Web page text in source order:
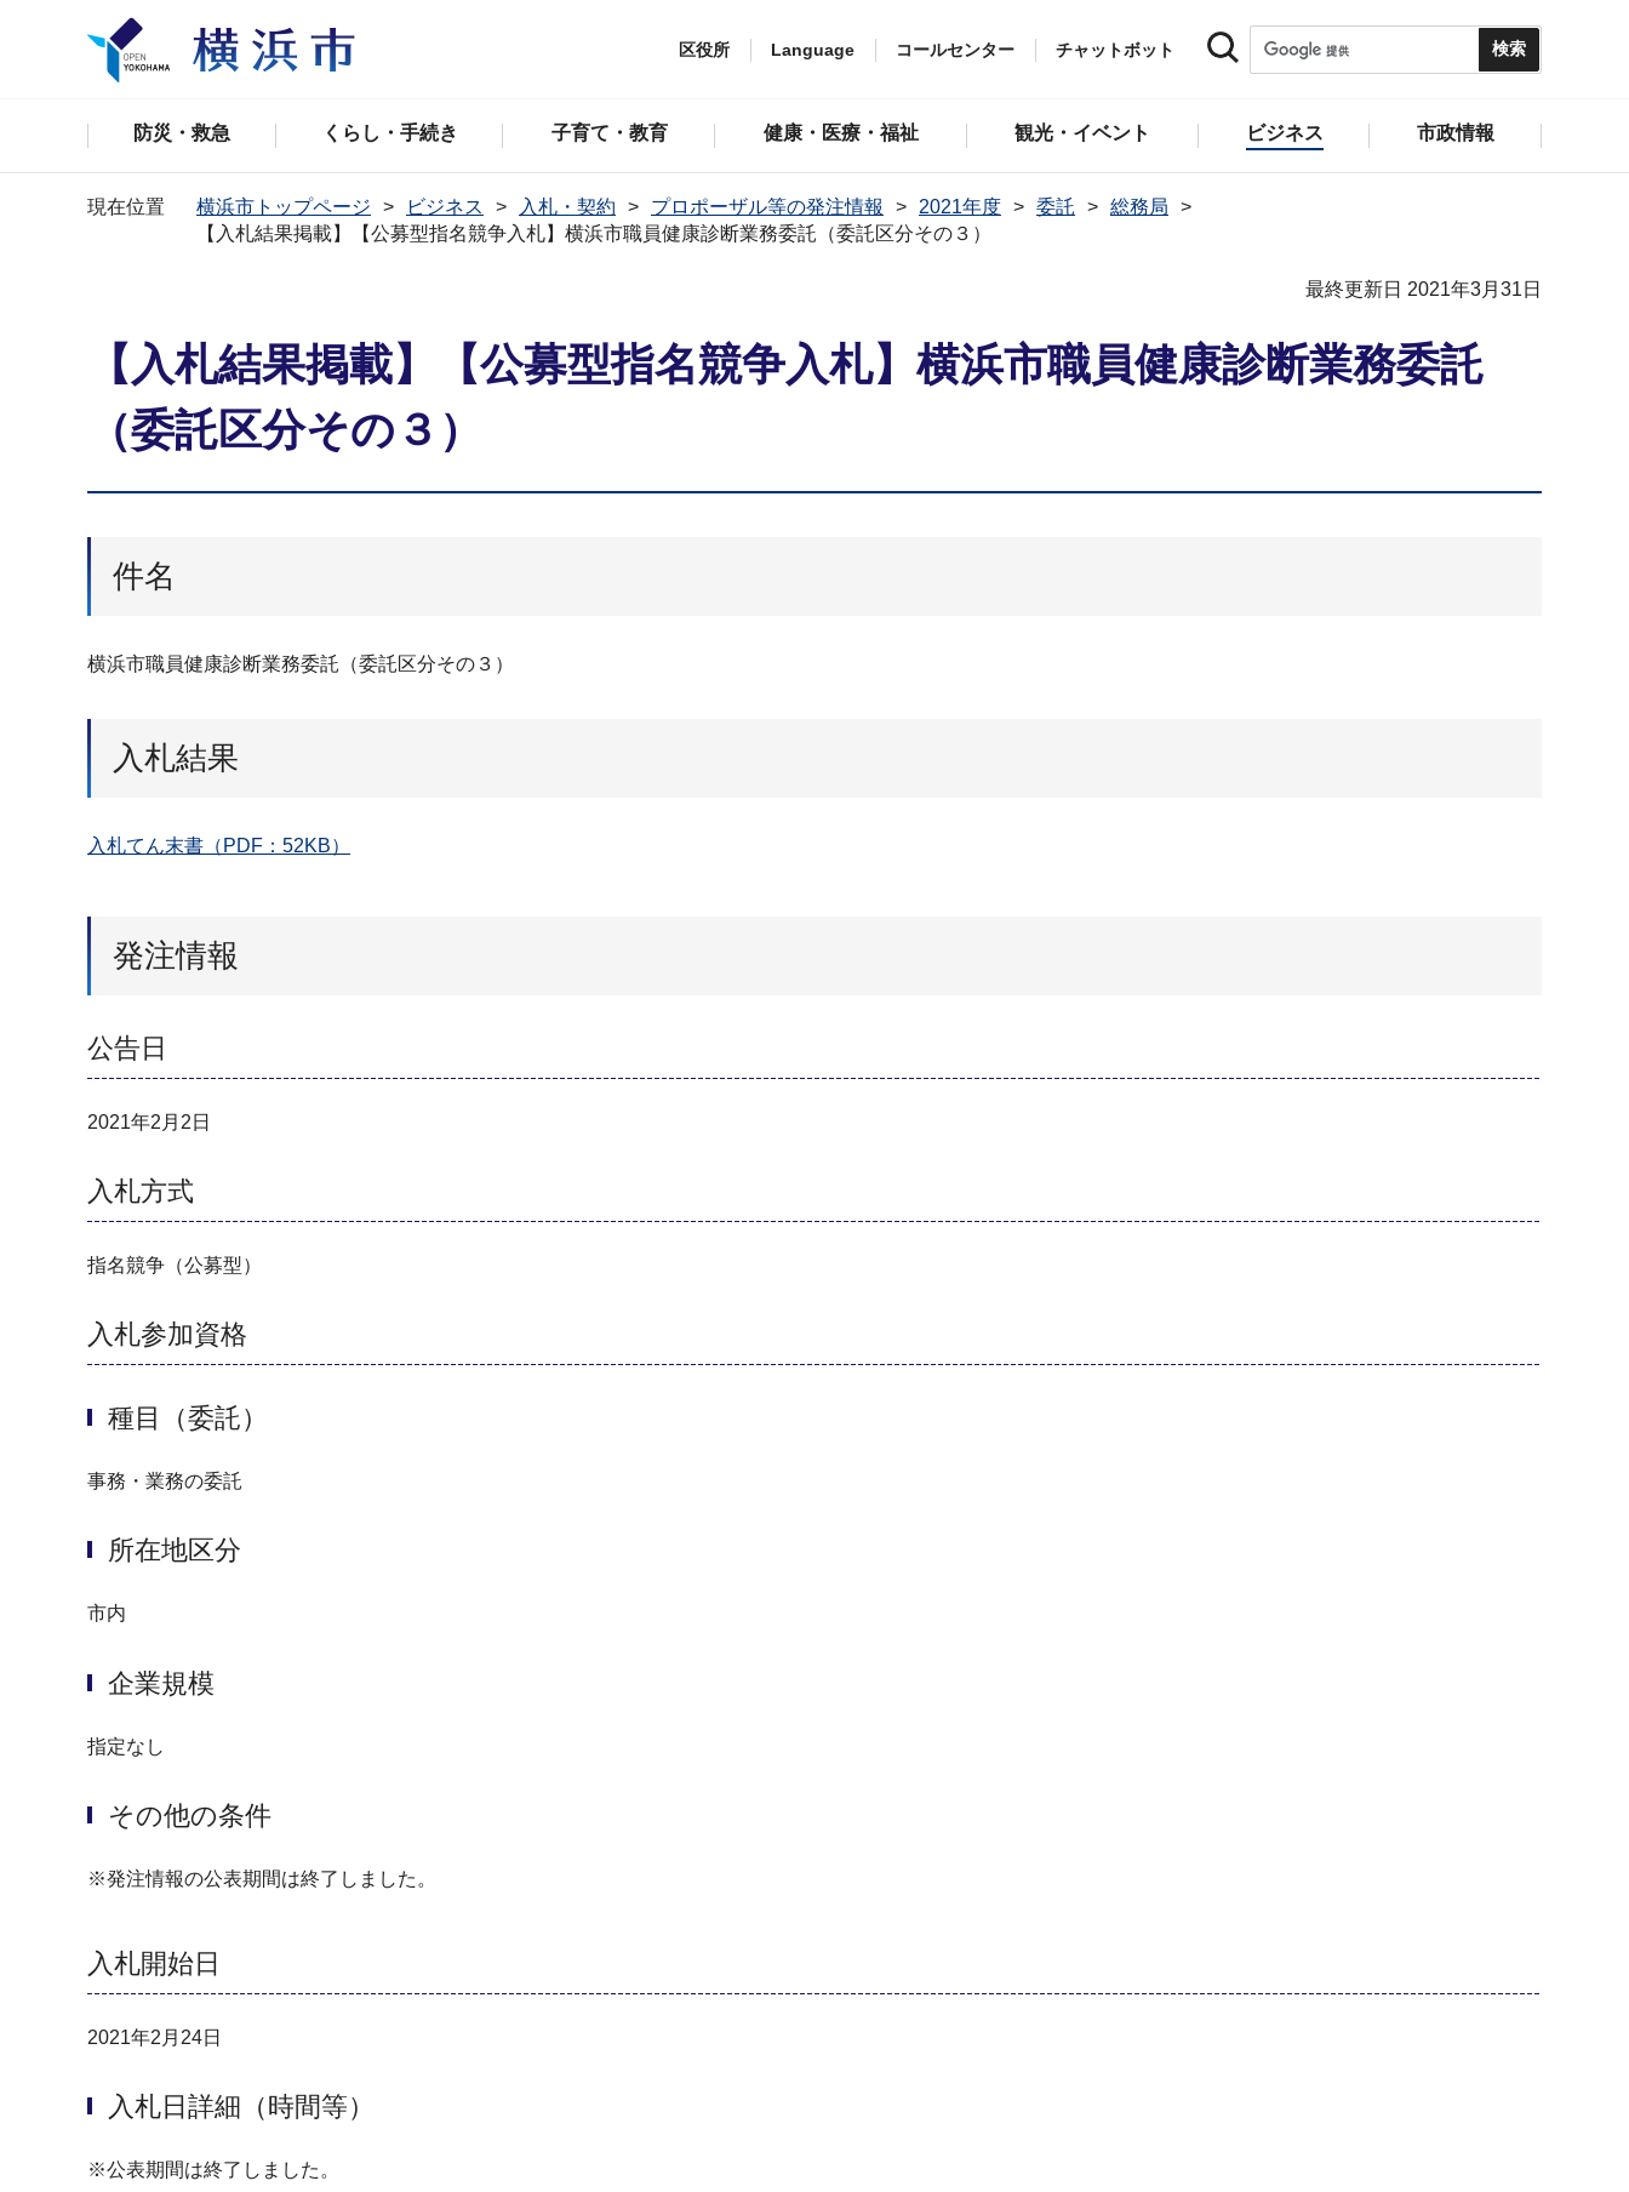
区役所 Language コールセンター チャットボット
防災・救急 くらし・手続き 子育て・教育 健康・医療・福祉 観光・イベント ビジネス 市政情報
現在位置 横浜市トップページ ビジネス 入札・契約 プロポーザル等の発注情報 2021年度 委託
総務局
【入札結果掲載】【公募型指名競争⼊札】横浜市職員健康診断業務委託（委託区分その３）
最終更新日 2021年3月31日
【入札結果掲載】【公募型指名競争⼊札】横浜市職員健康診断業務委託
（委託区分その３）
件名
横浜市職員健康診断業務委託（委託区分その３）
入札結果
入札てん末書（PDF：52KB）
発注情報
公告日
2021年2月2日
入札方式
指名競争（公募型）
入札参加資格
種目（委託）
事務・業務の委託
所在地区分
市内
企業規模
指定なし
その他の条件
※発注情報の公表期間は終了しました。
入札開始日
2021年2月24日
入札日詳細（時間等）
※公表期間は終了しました。